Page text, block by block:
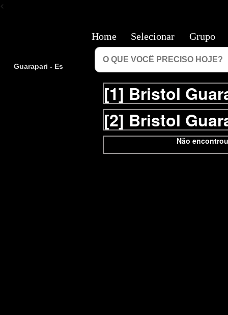
<
Guarapari - Es
[1] Bristol
[2] Bristol
Não
Home Selecionar Grupo